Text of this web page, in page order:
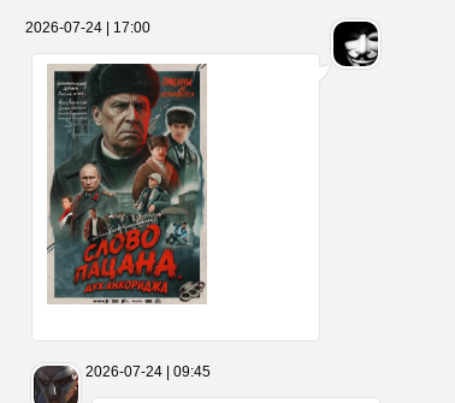
2026-07-24 | 17:00
В свое время
2026-07-24 | 09:45